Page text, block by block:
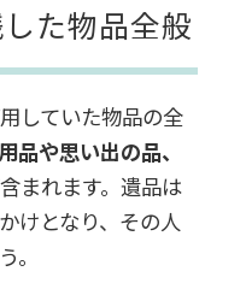
た物品全般
していた物品の全
品や思い出の品、
まれます。遺品は
けとなり、その人
。